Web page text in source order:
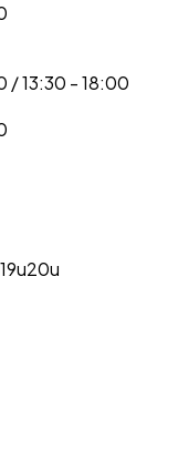
/ 13:30 - 18:00
19u20u